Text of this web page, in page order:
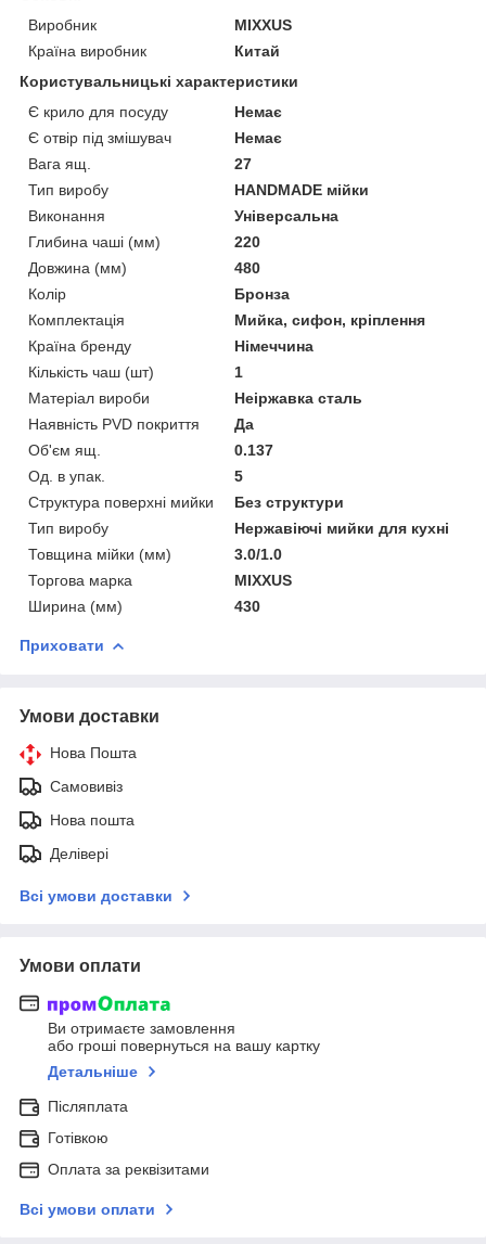
Виробник
MIXXUS
Країна виробник
Китай
Користувальницькі характеристики
Є крило для посуду
Немає
Є отвір під змішувач
Немає
Вага ящ.
27
Тип виробу
HANDMADE мійки
Виконання
Універсальна
Глибина чаші (мм)
220
Довжина (мм)
480
Колір
Бронза
Комплектація
Мийка, сифон, кріплення
Країна бренду
Німеччина
Кількість чаш (шт)
1
Матеріал вироби
Неіржавка сталь
Наявність PVD покриття
Да
Об'єм ящ.
0.137
Од. в упак.
5
Структура поверхні мийки
Без структури
Тип виробу
Нержавіючі мийки для кухні
Товщина мійки (мм)
3.0/1.0
Торгова марка
MIXXUS
Ширина (мм)
430
Приховати
Умови доставки
Нова Пошта
Самовивіз
Нова пошта
Делівері
Всі умови доставки
Умови оплати
Ви отримаєте замовлення
або гроші повернуться на вашу картку
Детальніше
Післяплата
Готівкою
Оплата за реквізитами
Всі умови оплати